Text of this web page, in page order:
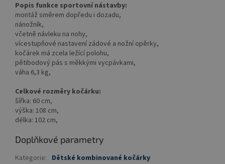
Popis funkce sportovní nástavby:
montáž směrem dopředu i dozadu,
nánožník,
včetně návleku na nohy,
vícestupňové nastavení zádové a nožní opěrky,
kočárek má zcela ležící polohu,
pětibodový pás s měkkými vycpávkami,
váha 6,3 kg,
Celkové rozměry kočárku:
šířka: 60 cm,
výška: 108 cm,
délka: 102 cm,
Doplňkové parametry
Kategorie: Dětské kombinované kočárky